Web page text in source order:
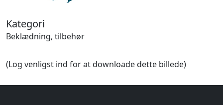
Lyd, billede
Mad, drikke
Mærkedage
Mennesker
Kategori
Beklædning, tilbehør
(Log venligst ind for at downloade dette billede)